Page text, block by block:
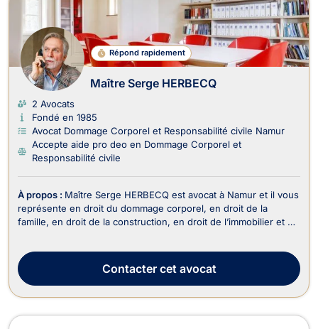
Répond rapidement
Maître Serge HERBECQ
2 Avocats
Fondé en 1985
Avocat Dommage Corporel et Responsabilité civile Namur
Accepte aide pro deo en Dommage Corporel et
Responsabilité civile
À propos : Maître Serge HERBECQ est avocat à Namur et il vous
représente en droit du dommage corporel, en droit de la
famille, en droit de la construction, en droit de l’immobilier et en
maladies professionnelles, d...
Contactercet avocat